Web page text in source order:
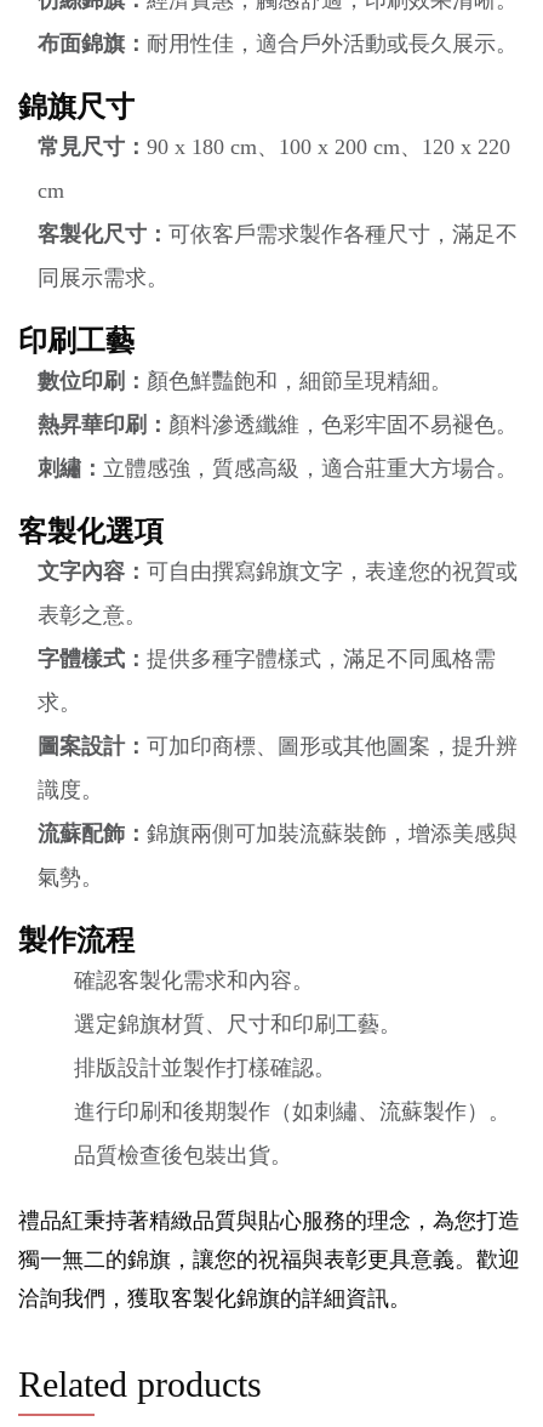
布面錦旗： 耐用性佳，適合戶外活動或長久展示。
錦旗尺寸
常見尺寸： 90 x 180 cm、100 x 200 cm、120 x 220
cm
客製化尺寸： 可依客戶需求製作各種尺寸，滿足不
同展示需求。
印刷工藝
數位印刷： 顏色鮮豔飽和，細節呈現精細。
熱昇華印刷： 顏料滲透纖維，色彩牢固不易褪色。
刺繡： 立體感強，質感高級，適合莊重大方場合。
客製化選項
文字內容： 可自由撰寫錦旗文字，表達您的祝賀或
表彰之意。
字體樣式： 提供多種字體樣式，滿足不同風格需
求。
圖案設計： 可加印商標、圖形或其他圖案，提升辨
識度。
流蘇配飾： 錦旗兩側可加裝流蘇裝飾，增添美感與
氣勢。
製作流程
確認客製化需求和內容。
選定錦旗材質、尺寸和印刷工藝。
排版設計並製作打樣確認。
進行印刷和後期製作（如刺繡、流蘇製作）。
品質檢查後包裝出貨。
禮品紅秉持著精緻品質與貼心服務的理念，為您打造
獨一無二的錦旗，讓您的祝福與表彰更具意義。歡迎
洽詢我們，獲取客製化錦旗的詳細資訊。
Related products